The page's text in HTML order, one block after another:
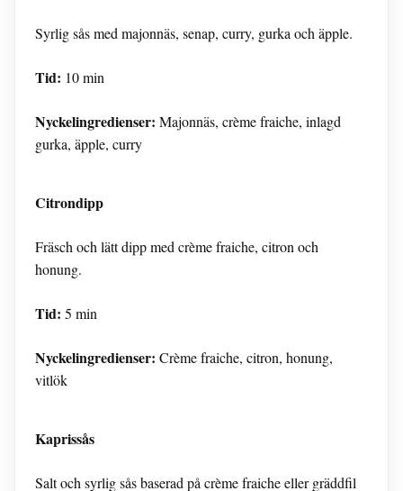
Syrlig sås med majonnäs, senap, curry, gurka och äpple.
Tid: 10 min
Nyckelingredienser: Majonnäs, crème fraiche, inlagd
gurka, äpple, curry
Citrondipp
Fräsch och lätt dipp med crème fraiche, citron och
honung.
Tid: 5 min
Nyckelingredienser: Crème fraiche, citron, honung,
vitlök
Kaprissås
Salt och syrlig sås baserad på crème fraiche eller gräddfil